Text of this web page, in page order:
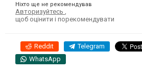
Ніхто ще не рекомендував
Авторизуйтесь
щоб оцінити і порекомендувати
Reddit Telegram
WhatsApp